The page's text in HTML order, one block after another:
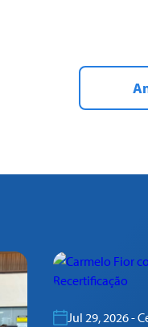
Jul 29, 2026 -